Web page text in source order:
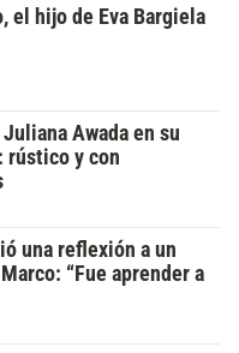
el hijo de Eva Bargiela
Awada en su
rústico y con
una reflexión a un
“Fue aprender a